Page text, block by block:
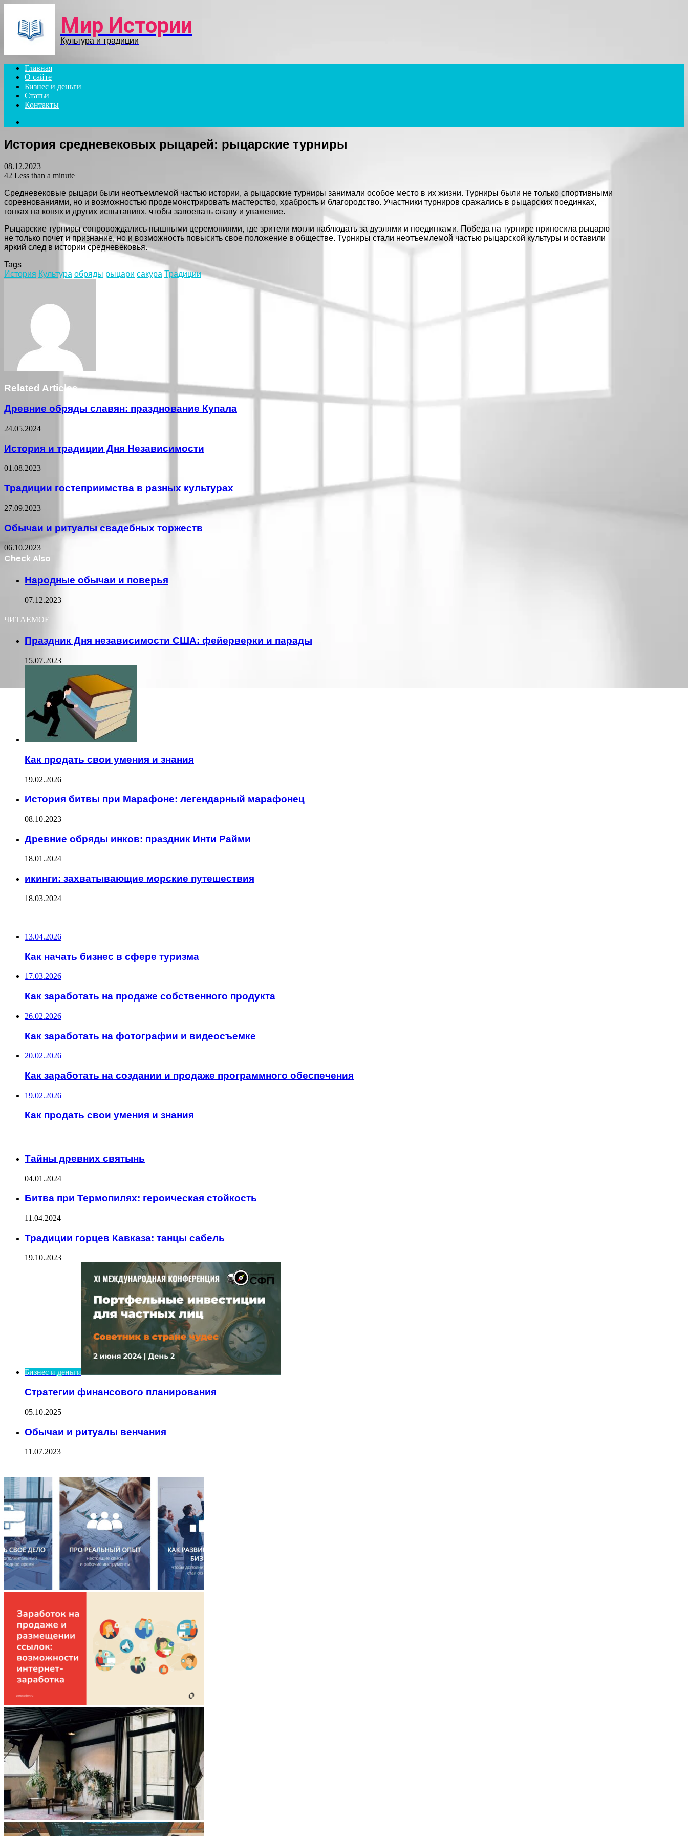
Мир Истории
Культура и традиции
Главная
О сайте
Бизнес и деньги
Статьи
Контакты
История средневековых рыцарей: рыцарские турниры
08.12.2023
42 Less than a minute
Средневековые рыцари были неотъемлемой частью истории, а рыцарские турниры занимали особое место в их жизни. Турниры были не только спортивными
соревнованиями, но и возможностью продемонстрировать мастерство, храбрость и благородство. Участники турниров сражались в рыцарских поединках,
гонках на конях и других испытаниях, чтобы завоевать славу и уважение.
Рыцарские турниры сопровождались пышными церемониями, где зрители могли наблюдать за дуэлями и поединками. Победа на турнире приносила рыцарю
не только почет и признание, но и возможность повысить свое положение в обществе. Турниры стали неотъемлемой частью рыцарской культуры и оставили
яркий след в истории средневековья.
Tags
История Культура обряды рыцари сакура Традиции
Related Articles
Древние обряды славян: празднование Купала
24.05.2024
История и традиции Дня Независимости
01.08.2023
Традиции гостеприимства в разных культурах
27.09.2023
Обычаи и ритуалы свадебных торжеств
06.10.2023
Check Also
Народные обычаи и поверья
07.12.2023
ЧИТАЕМОЕ
Праздник Дня независимости США: фейерверки и парады
15.07.2023
Как продать свои умения и знания
19.02.2026
История битвы при Марафоне: легендарный марафонец
08.10.2023
Древние обряды инков: праздник Инти Райми
18.01.2024
икинги: захватывающие морские путешествия
18.03.2024
13.04.2026
Как начать бизнес в сфере туризма
17.03.2026
Как заработать на продаже собственного продукта
26.02.2026
Как заработать на фотографии и видеосъемке
20.02.2026
Как заработать на создании и продаже программного обеспечения
19.02.2026
Как продать свои умения и знания
Тайны древних святынь
04.01.2024
Битва при Термопилях: героическая стойкость
11.04.2024
Традиции горцев Кавказа: танцы сабель
19.10.2023
Бизнес и деньги
Стратегии финансового планирования
05.10.2025
Обычаи и ритуалы венчания
11.07.2023